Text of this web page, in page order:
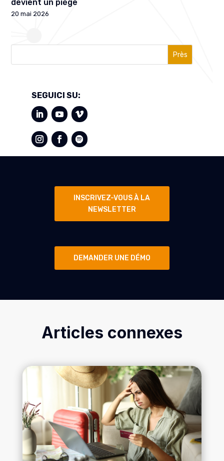
devient un piège
20 mai 2026
Près
SEGUICI SU:
INSCRIVEZ-VOUS À LA
NEWSLETTER
DEMANDER UNE DÉMO
Articles connexes